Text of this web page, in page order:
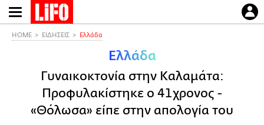
Παράκαμψη
προς
HOME ΕΙΔΗΣΕΙΣ Ελλάδα
Ελλάδα
Γυναικοκτονία στην Καλαμάτα:
Προφυλακίστηκε ο 41χρονος -
«Θόλωσα» είπε στην απολογία του